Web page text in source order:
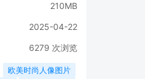
210MB
2025-04-22
6279 次浏览
欧美时尚人像图片